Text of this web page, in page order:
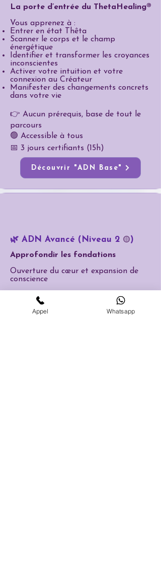
La porte d’entrée du ThetaHealing®
Vous apprenez à :
Entrer en état Thêta
Scanner le corps et le champ
énergétique
Identifier et transformer les croyances
inconscientes
Activer votre intuition et votre
connexion au Créateur
Manifester des changements concrets
dans votre vie
👉 Aucun prérequis, base de tout le
parcours
🟢 Accessible à tous
📅 3 jours certifiants (15h)
Découvrir "ADN Base"
🌿 ADN Avancé (Niveau 2 🟡)
Approfondir les fondations
Ouverture du cœur et expansion de
conscience
Vous approfondissez :
La guérison du cœur brisé
La libération des vœux, pactes et
Appel Whatsapp